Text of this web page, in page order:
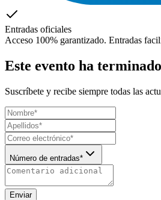
Entradas oficiales
Acceso 100% garantizado. Entradas
Este evento ha terminado
Suscríbete y recibe siempre todas las
Número de entradas*
Enviar